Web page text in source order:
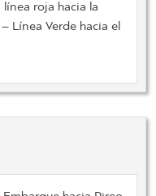
línea roja hacia la
– Línea Verde hacia el